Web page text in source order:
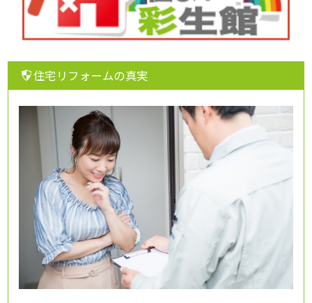
住宅リフォームの真実